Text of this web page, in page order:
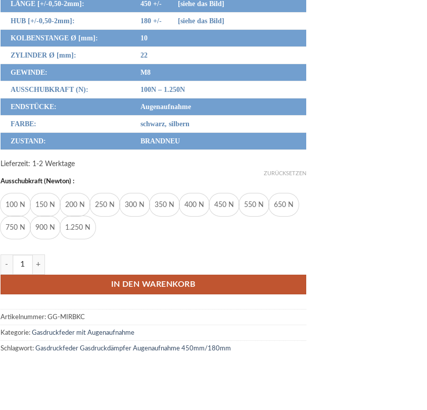
LÄNGE [+/-0,50-2mm]: 450 +/- [siehe das Bild]
HUB [+/-0,50-2mm]: 180 +/- [siehe das Bild]
KOLBENSTANGE Ø [mm]: 10
ZYLINDER Ø [mm]: 22
GEWINDE: M8
AUSSCHUBKRAFT (N): 100N – 1.250N
ENDSTÜCKE: Augenaufnahme
FARBE: schwarz, silbern
ZUSTAND: BRANDNEU
Lieferzeit: 1-2 Werktage
Ausschubkraft (Newton) :
100 N 150 N 200 N 250 N 300 N 350 N 400 N 450 N 550 N 650 N
750 N 900 N 1.250 N
ZURÜCKSETZEN
Gasdruckfeder Gasdruckdämpfer Augenaufnahme 450mm/180mm 100N-1.250N M8 Menge
IN DEN WARENKORB
Artikelnummer: GG-MIRBKC
Kategorie: Gasdruckfeder mit Augenaufnahme
Schlagwort: Gasdruckfeder Gasdruckdämpfer Augenaufnahme 450mm/180mm